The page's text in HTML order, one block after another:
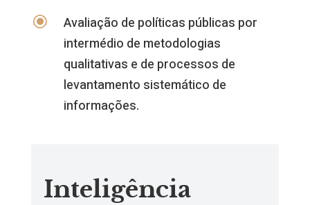
\
Avaliação de políticas públicas por
intermédio de metodologias
qualitativas e de processos de
levantamento sistemático de
informações.
Inteligência